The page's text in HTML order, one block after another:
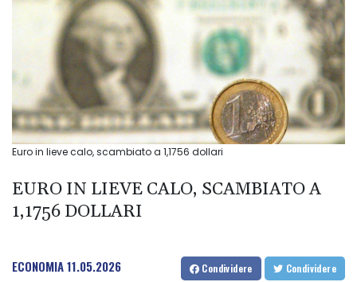
Euro in lieve calo, scambiato a 1,1756 dollari
EURO IN LIEVE CALO, SCAMBIATO A
1,1756 DOLLARI
ECONOMIA11.05.2026 Condividere Condividere